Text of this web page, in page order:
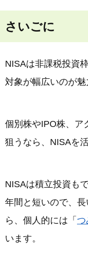
さいごに
NISAは非課税投資
対象が幅広いのが魅
個別株やIPO株、ア
狙うなら、NISAを
NISAは積立投資も
年間と短いので、
ら、個人的には「 つ
います。